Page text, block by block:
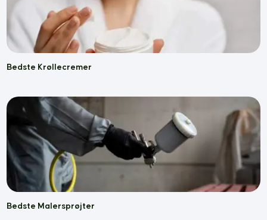
Bedste Krøllecremer
Bedste Malersprøjter